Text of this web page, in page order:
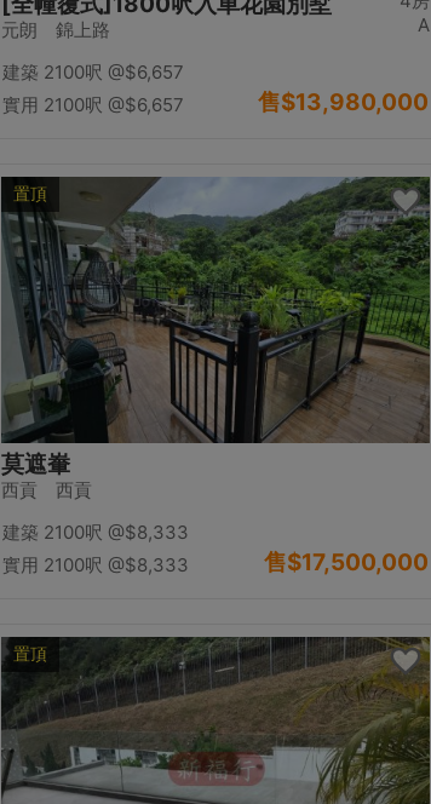
A
元朗 錦上路
建築 2100呎 @$6,657
實用 2100呎 @$6,657 售$13,980,000
置頂
莫遮輋
西貢 西貢
建築 2100呎 @$8,333
實用 2100呎 @$8,333 售$17,500,000
置頂